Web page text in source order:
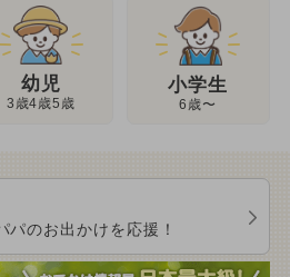
幼児
3歳4歳5歳
小学生
6歳〜
パのお出かけを応援！